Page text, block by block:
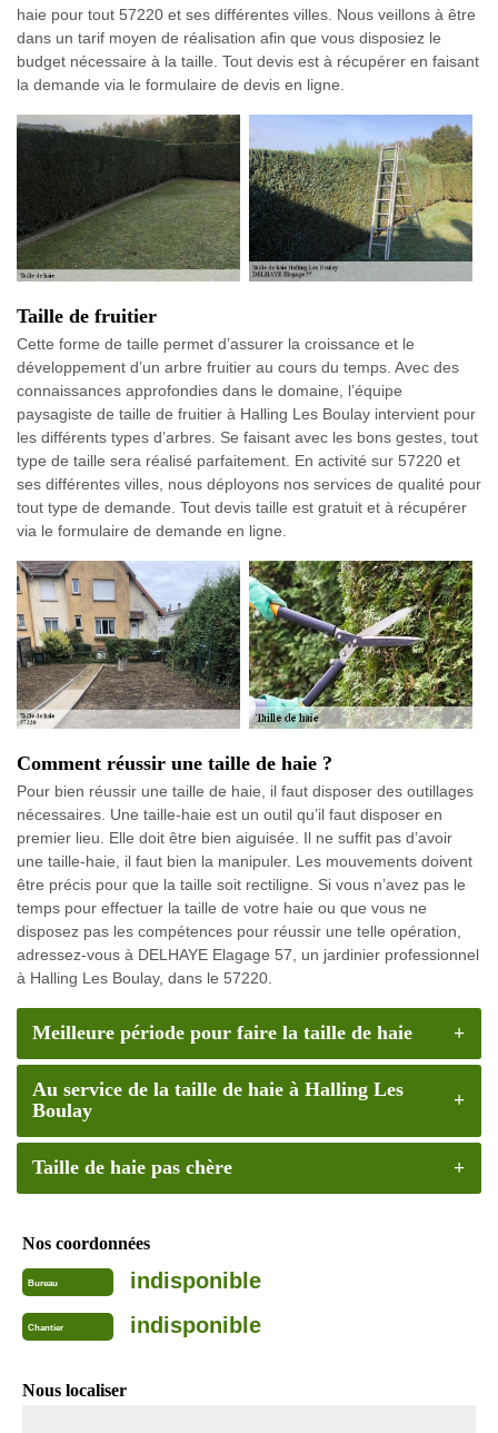
haie pour tout 57220 et ses différentes villes. Nous veillons à être
dans un tarif moyen de réalisation afin que vous disposiez le
budget nécessaire à la taille. Tout devis est à récupérer en faisant
la demande via le formulaire de devis en ligne.
Taille de fruitier
Cette forme de taille permet d’assurer la croissance et le
développement d’un arbre fruitier au cours du temps. Avec des
connaissances approfondies dans le domaine, l’équipe
paysagiste de taille de fruitier à Halling Les Boulay intervient pour
les différents types d’arbres. Se faisant avec les bons gestes, tout
type de taille sera réalisé parfaitement. En activité sur 57220 et
ses différentes villes, nous déployons nos services de qualité pour
tout type de demande. Tout devis taille est gratuit et à récupérer
via le formulaire de demande en ligne.
Comment réussir une taille de haie ?
Pour bien réussir une taille de haie, il faut disposer des outillages
nécessaires. Une taille-haie est un outil qu’il faut disposer en
premier lieu. Elle doit être bien aiguisée. Il ne suffit pas d’avoir
une taille-haie, il faut bien la manipuler. Les mouvements doivent
être précis pour que la taille soit rectiligne. Si vous n’avez pas le
temps pour effectuer la taille de votre haie ou que vous ne
disposez pas les compétences pour réussir une telle opération,
adressez-vous à DELHAYE Elagage 57, un jardinier professionnel
à Halling Les Boulay, dans le 57220.
Meilleure période pour faire la taille de haie
Au service de la taille de haie à Halling Les
Boulay
Taille de haie pas chère
Nos coordonnées
Bureau indisponible
Chantier indisponible
Nous localiser